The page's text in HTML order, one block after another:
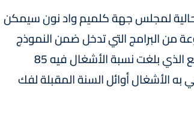
الحالية لمجلس جهة كلميم واد نون سيمكن
من البرامج التي تدخل ضمن النموذج
التنموي الجديد والتي عرفت الجهة انطلاقتها ومنها الطريق السريع الذي بلغت نسبة الأشغال فيه 85
به الأشغال أوائل السنة المقبلة لفك